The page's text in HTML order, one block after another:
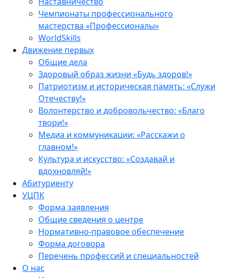
Чемпионаты профессионального
мастерства «Профессионалы»
WorldSkills
Движение первых
Общие дела
Здоровый образ жизни «Будь здоров!»
Патриотизм и историческая память: «Служи
Отечеству!»
Волонтерство и добровольчество: «Благо
твори!»
Медиа и коммуникации: «Расскажи о
главном!»
Культура и искусство: «Создавай и
вдохновляй!»
Абитуриенту
УЦПК
Форма заявления
Общие сведения о центре
Нормативно-правовое обеспечение
Форма договора
Перечень профессий и специальностей
О нас